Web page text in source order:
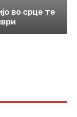
во срце те